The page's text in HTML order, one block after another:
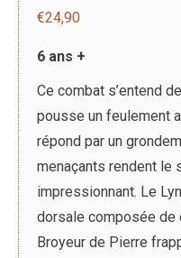
€24,90
6 ans +
Ce combat s’entend
pousse un feulement
répond par un
menaçants rendent le
impressionnant. Le
dorsale composée de
Broyeur de Pierre